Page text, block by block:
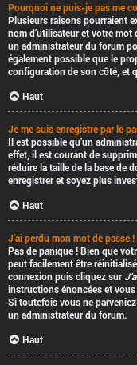
Pourquoi ne puis-je pas me
Plusieurs raisons pourraient
nom d’utilisateur et votre mot
un administrateur du forum
également possible que le
configuration de son côté, et
Haut
Je me suis enregistré par le
Il est possible qu’un
effet, il est courant de
réduire la taille de la base de
enregistrer et soyez plus
Haut
J’ai perdu mon mot de passe !
Pas de panique ! Bien que
peut facilement être
connexion puis cliquez sur
instructions énoncées et
Si toutefois vous ne
un administrateur du forum.
Haut